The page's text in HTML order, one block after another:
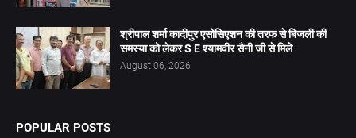
श्रीपाल शर्मा कादीपुर एसोसिएशन की तरफ से बिजली की
समस्या को लेकर S E श्यामवीर सैनी जी से मिले
August 06, 2026
POPULAR POSTS